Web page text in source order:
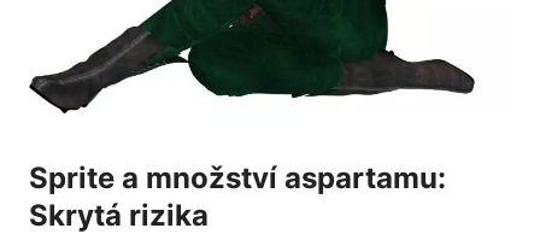
Sprite a množství aspartamu:‌
Skrytá rizika